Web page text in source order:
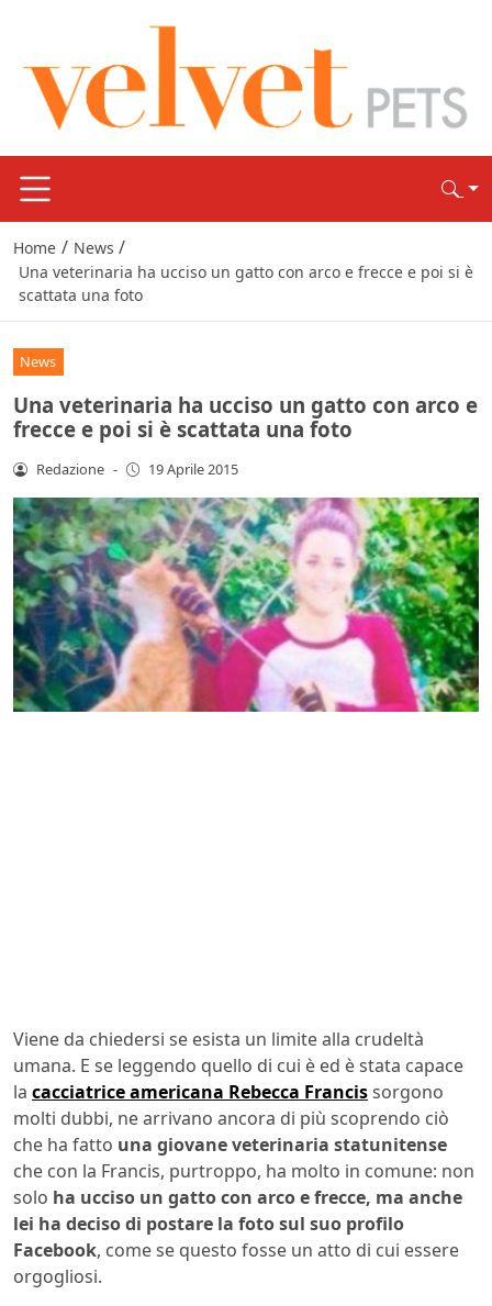
Home / News /
Una veterinaria ha ucciso un gatto con arco e frecce e poi si è
scattata una foto
News
Una veterinaria ha ucciso un gatto con arco e
frecce e poi si è scattata una foto
Redazione - 19 Aprile 2015
Viene da chiedersi se esista un limite alla crudeltà
umana. E se leggendo quello di cui è ed è stata capace
la cacciatrice americana Rebecca Francissorgono
molti dubbi, ne arrivano ancora di più scoprendo ciò
che ha fatto una giovane veterinaria statunitense
che con la Francis, purtroppo, ha molto in comune: non
solo ha ucciso un gatto con arco e frecce, ma anche
lei ha deciso di postare la foto sul suo profilo
Facebook, come se questo fosse un atto di cui essere
orgogliosi.